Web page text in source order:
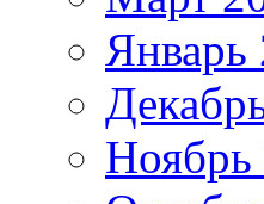
Январь
Ноябрь